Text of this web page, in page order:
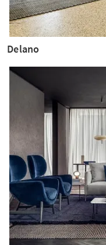
Delano